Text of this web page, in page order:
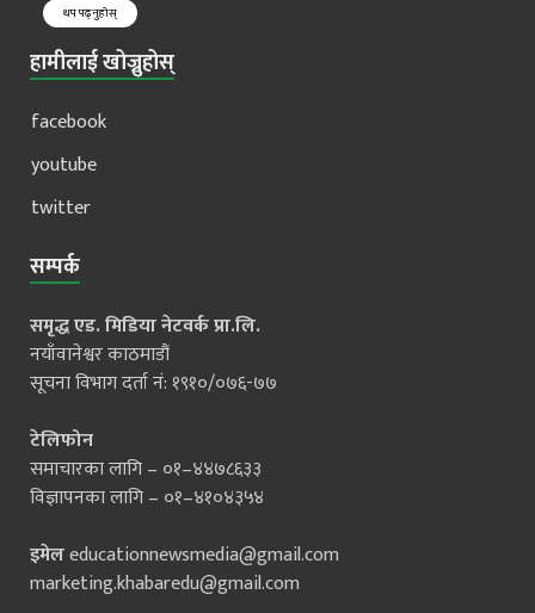
थप पढ्नुहोस्
हामीलाई खोज्नुहोस्
facebook
youtube
twitter
सम्पर्क
समृद्ध एड. मिडिया नेटवर्क प्रा.लि.
नयाँवानेश्वर काठमाडौं
सूचना विभाग दर्ता नं: १९१०/०७६-७७
टेलिफोन
समाचारका लागि – ०१–४४७८६३३
विज्ञापनका लागि – ०१–४१०४३५४
इमेलeducationnewsmedia@gmail.com
marketing.khabaredu@gmail.com